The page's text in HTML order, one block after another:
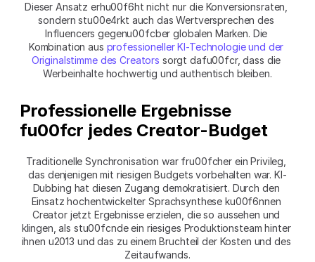
Dieser Ansatz erhu00f6ht nicht nur die Konversionsraten,
sondern stu00e4rkt auch das Wertversprechen des
Influencers gegenu00fcber globalen Marken. Die
Kombination aus professioneller KI-Technologie und der
Originalstimme des Creators sorgt dafu00fcr, dass die
Werbeinhalte hochwertig und authentisch bleiben.
Professionelle Ergebnisse
fu00fcr jedes Creator-Budget
Traditionelle Synchronisation war fru00fcher ein Privileg,
das denjenigen mit riesigen Budgets vorbehalten war. KI-
Dubbing hat diesen Zugang demokratisiert. Durch den
Einsatz hochentwickelter Sprachsynthese ku00f6nnen
Creator jetzt Ergebnisse erzielen, die so aussehen und
klingen, als stu00fcnde ein riesiges Produktionsteam hinter
ihnen u2013 und das zu einem Bruchteil der Kosten und des
Zeitaufwands.